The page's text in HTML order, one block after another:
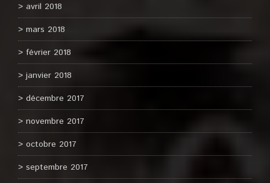
avril 2018
mars 2018
février 2018
janvier 2018
décembre 2017
novembre 2017
octobre 2017
septembre 2017